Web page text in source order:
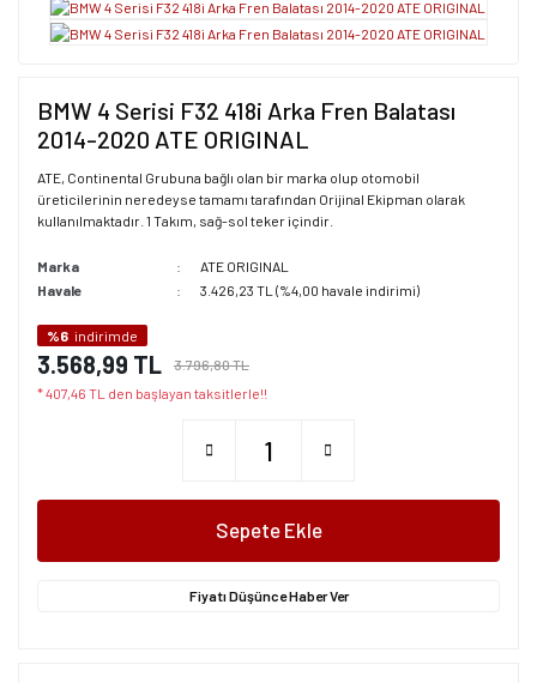
BMW 4 Serisi F32 418i Arka Fren Balatası
2014-2020 ATE ORIGINAL
ATE, Continental Grubuna bağlı olan bir marka olup otomobil
üreticilerinin neredeyse tamamı tarafından Orijinal Ekipman olarak
kullanılmaktadır. 1 Takım, sağ-sol teker içindir.
Marka
ATE ORIGINAL
Havale
3.426,23 TL (%4,00 havale indirimi)
%6 indirimde
3.568,99 TL
3.796,80 TL
* 407,46 TL den başlayan taksitlerle!!
Sepete Ekle
Fiyatı Düşünce Haber Ver